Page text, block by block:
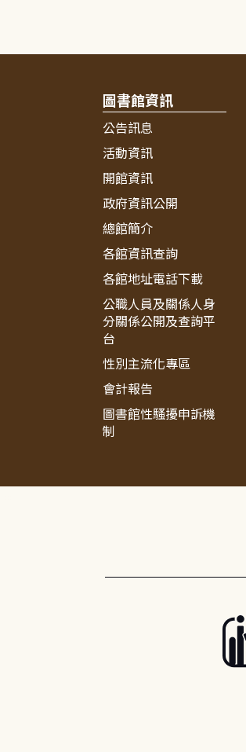
圖書館資訊
公告訊息
活動資訊
開館資訊
政府資訊公開
總館簡介
各館資訊查詢
各館地址電話下載
公職人員及關係人身
分關係公開及查詢平
台
性別主流化專區
會計報告
圖書館性騷擾申訴機
制